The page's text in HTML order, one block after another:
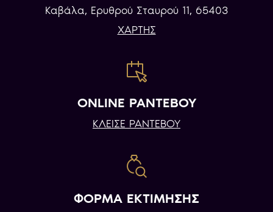
Καβάλα, Eρυθρού Σταυρού 11, 65403
ΧΑΡΤΗΣ
ONLINE ΡΑΝΤΕΒΟΥ
ΚΛΕΙΣΕ ΡΑΝΤΕΒΟΥ
ΦΟΡΜΑ ΕΚΤΙΜΗΣΗΣ